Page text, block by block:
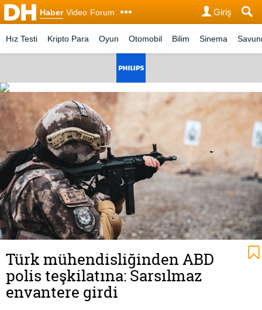
Haber Video Forum Giriş
Hız Testi Kripto Para Oyun Otomobil Bilim Sinema
Türk mühendisliğinden ABD
polis teşkilatına: Sarsılmaz
envantere girdi